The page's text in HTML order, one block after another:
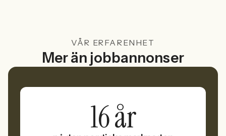
VÅR ERFARENHET
Mer än jobbannonser
16 år